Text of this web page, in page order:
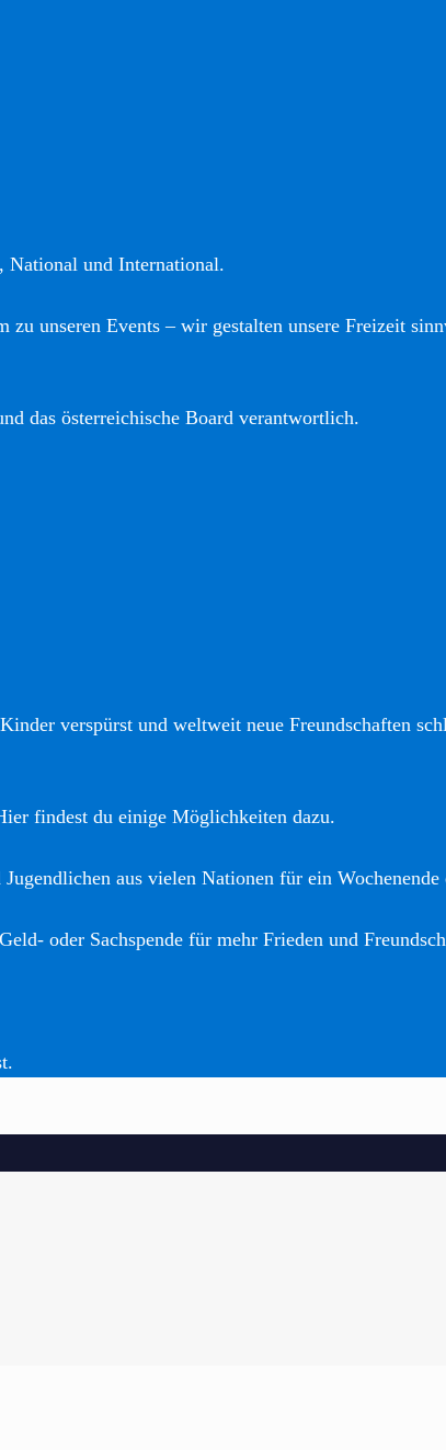
und International.
unseren Events – wir gestalten unsere Freizeit
das österreichische Board verantwortlich.
verspürst und weltweit neue Freundschaften
findest du einige Möglichkeiten dazu.
aus vielen Nationen für ein Wochenende
oder Sachspende für mehr Frieden und